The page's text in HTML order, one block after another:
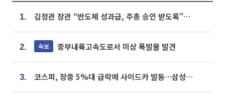
1. 김정관 장관 “반도체 성과급, 주총 승인 받도록”…상법·자본시장법 개정 시사
2. 속보 중부내륙고속도로서 미상 폭발물 발견
3. 코스피, 장중 5%대 급락에 사이드카 발동…삼성·SK 동반 폭락